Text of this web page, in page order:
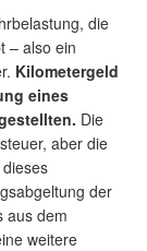
die
– also ein
Kilometergeld
eines
Die
aber die
der
aus dem
weitere